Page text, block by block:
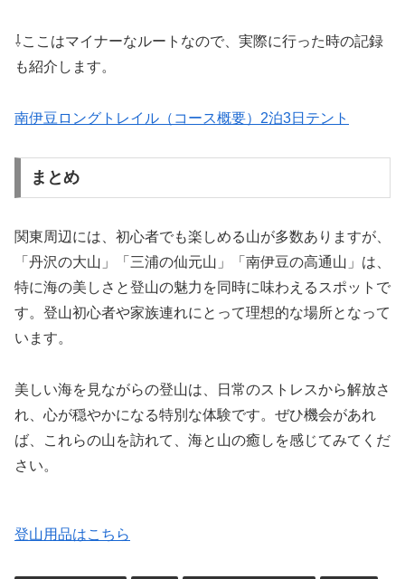
⇩ここはマイナーなルートなので、実際に行った時の記録
も紹介します。
南伊豆ロングトレイル（コース概要）2泊3日テント
まとめ
関東周辺には、初心者でも楽しめる山が多数ありますが、
「丹沢の大山」「三浦の仙元山」「南伊豆の高通山」は、
特に海の美しさと登山の魅力を同時に味わえるスポットで
す。登山初心者や家族連れにとって理想的な場所となって
います。
美しい海を見ながらの登山は、日常のストレスから解放さ
れ、心が穏やかになる特別な体験です。ぜひ機会があれ
ば、これらの山を訪れて、海と山の癒しを感じてみてくだ
さい。
登山用品はこちら